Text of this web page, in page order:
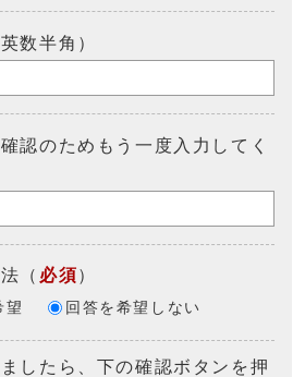
数半角）
認のためもう一度入力してく
（ 必須）
望 回答を希望しない
したら、下の確認ボタンを押